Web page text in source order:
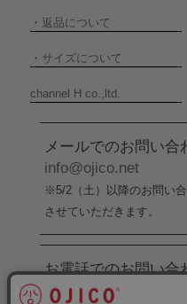
・ 返品について
・ サイズについて
channel H co.,ltd.
メールでのお問い合
info@ojico.net
※5/2（土）以降のお問い
させていただきます。
お電話でのお問い合
076-246-5050